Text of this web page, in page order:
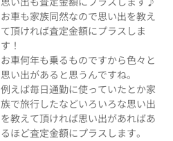
お車も家族同然なので思い出を教え
て頂ければ査定金額にプラスしま
す！
お車何年も乗るものですから色々と
思い出があると思うんですね。
例えば毎日通勤に使っていたとか家
族で旅行したなどいろいろな思い出
を教えて頂ければ思い出があればあ
るほど査定金額にプラスします。